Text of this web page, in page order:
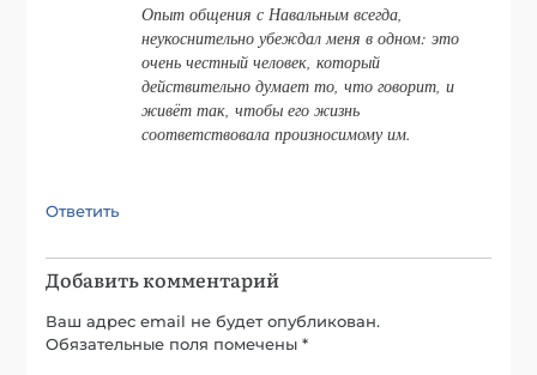
Опыт общения с Навальным всегда,
неукоснительно убеждал меня в одном: это
очень честный человек, который
действительно думает то, что говорит, и
живёт так, чтобы его жизнь
соответствовала произносимому им.
Ответить
Добавить комментарий
Ваш адрес email не будет опубликован.
Обязательные поля помечены*